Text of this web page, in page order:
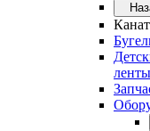
ленты